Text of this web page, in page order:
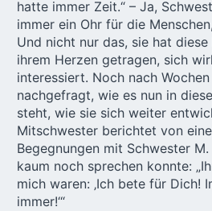
hatte immer Zeit.“ – Ja,
immer ein Ohr für die
Und nicht nur das, sie hat diese
ihrem Herzen getragen, sich
interessiert. Noch nach
nachgefragt, wie es nun in
steht, wie sie sich weiter
Mitschwester berichtet von
Begegnungen mit Schwester
kaum noch sprechen konnte:
mich waren: ‚Ich bete für Dich!
immer!‘“